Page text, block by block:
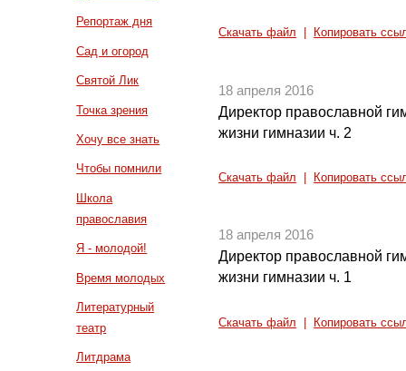
Репортаж дня
Сад и огород
Святой Лик
Точка зрения
Хочу все знать
Чтобы помнили
Школа
православия
Я - молодой!
Время молодых
Литературный
театр
Литдрама
Скачать файл Копировать
18 апреля 2016
Директор православной
жизни гимназии ч. 2
Скачать файл Копировать
18 апреля 2016
Директор православной
жизни гимназии ч. 1
Скачать файл Копировать